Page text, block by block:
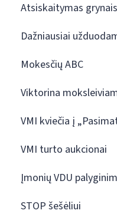
Atsiskaitymas
Dažniausiai
Mokesčių ABC
Viktorina
VMI kviečia į
VMI turto aukcionai
Įmonių VDU
STOP šešėliui